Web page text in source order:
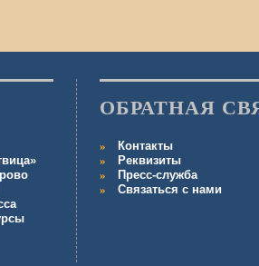
ОБРАТНАЯ
Контакты
Реквизиты
Пресс-служба
Связаться с нами